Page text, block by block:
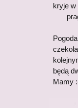
kryje w
będą
Mamy